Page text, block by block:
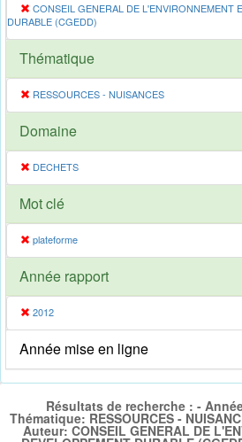
CONSEIL GENERAL DE L'ENVIRONNEMENT
DURABLE (CGEDD)
Thématique
RESSOURCES - NUISANCES
Domaine
DECHETS
Mot clé
plateforme
Année rapport
2012
Année mise en ligne
Résultats de recherche : -
Thématique: RESSOURCES -
Auteur: CONSEIL GENERAL DE